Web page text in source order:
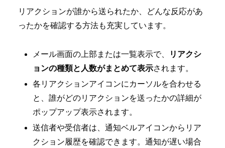
リアクションが誰から送られたか、どんな反応があ
ったかを確認する方法も充実しています。
メール画面の上部または一覧表示で、
リアクシ
ョンの種類と人数がまとめて表示されます。
各リアクションアイコンにカーソルを合わせる
と、誰がどのリアクションを送ったかの詳細が
ポップアップ表示されます。
送信者や受信者は、通知ベルアイコンからリア
クション履歴を確認できます。通知が遅い場合